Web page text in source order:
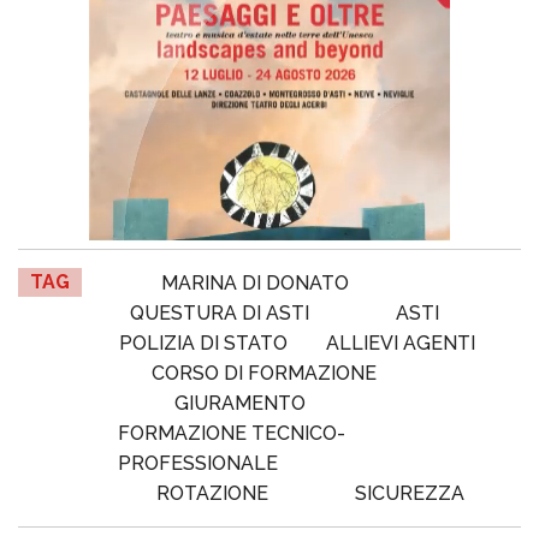
TAG
MARINA DI DONATO
QUESTURA DI ASTI
ASTI
POLIZIA DI STATO
ALLIEVI AGENTI
CORSO DI FORMAZIONE
GIURAMENTO
FORMAZIONE TECNICO-
PROFESSIONALE
ROTAZIONE
SICUREZZA